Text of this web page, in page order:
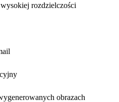
rozdzielczości
obrazach